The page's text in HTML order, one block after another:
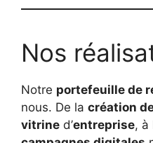
Nos
Notre portefeuille de
nous. De la création
vitrine d’entreprise, à